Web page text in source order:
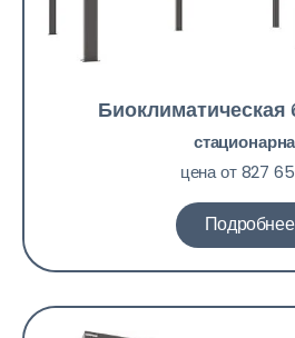
Биоклиматическая
цена от 827
Подробнее